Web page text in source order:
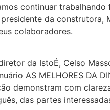
continuar
da
colaboradores.
da IstoÉ, Celso
AS MELHORES DA
demonstram com
das partes